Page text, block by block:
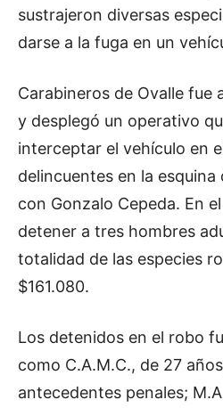
sustrajeron diversas
darse a la fuga en un
Carabineros de Ovalle fue
y desplegó un operativo
interceptar el vehículo en
delincuentes en la
con Gonzalo Cepeda. En
detener a tres hombres
totalidad de las especies
$161.080.
Los detenidos en el robo
como C.A.M.C., de 27
antecedentes penales;